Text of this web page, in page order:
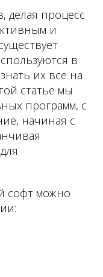
делая процесс
и
в
их все на
статье мы
программ, с
начиная с
софт можно